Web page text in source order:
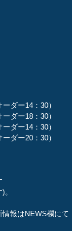
ー14：30）
ー18：30）
ダー14：30）
ー20：30）
報はNEWS欄にて